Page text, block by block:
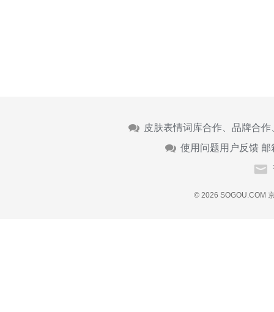
皮肤表情词库合作、品牌合
使用问题用户反馈 邮
© 2026 SOGOU.COM